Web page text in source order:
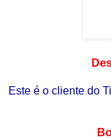
Este é o cliente do